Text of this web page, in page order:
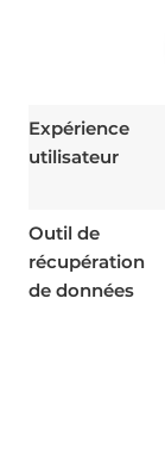
Expérience
utilisateur
Outil de
récupération
de données